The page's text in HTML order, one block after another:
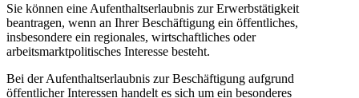
Sie können eine Aufenthaltserlaubnis zur Erwerbstätigkeit
beantragen, wenn an Ihrer Beschäftigung ein öffentliches,
insbesondere ein regionales, wirtschaftliches oder
arbeitsmarktpolitisches Interesse besteht.
Bei der Aufenthaltserlaubnis zur Beschäftigung aufgrund
öffentlicher Interessen handelt es sich um ein besonderes